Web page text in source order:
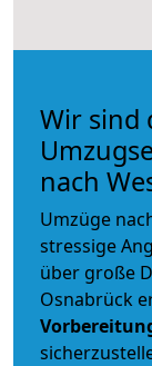
Wir sind
nach
Umzüge
stressige
über große
Osnabrück